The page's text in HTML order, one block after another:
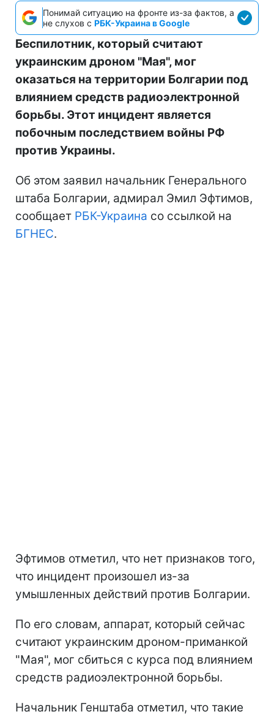
Понимай ситуацию на фронте из-за фактов, а
не слухов с РБК-Украина в Google
Беспилотник, который считают
украинским дроном "Мая", мог
оказаться на территории Болгарии под
влиянием средств радиоэлектронной
борьбы. Этот инцидент является
побочным последствием войны РФ
против Украины.
Об этом заявил начальник Генерального
штаба Болгарии, адмирал Эмил Эфтимов,
сообщает РБК-Украина со ссылкой на
БГНЕС.
Эфтимов отметил, что нет признаков того,
что инцидент произошел из-за
умышленных действий против Болгарии.
По его словам, аппарат, который сейчас
считают украинским дроном-приманкой
"Мая", мог сбиться с курса под влиянием
средств радиоэлектронной борьбы.
Начальник Генштаба отметил, что такие